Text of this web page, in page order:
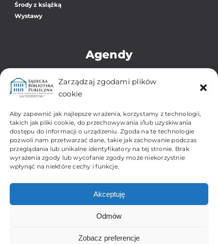
Zarządzaj zgodami plików
cookie
Aby zapewnić jak najlepsze wrażenia, korzystamy z technologii,
takich jak pliki cookie, do przechowywania i/lub uzyskiwania
dostępu do informacji o urządzeniu. Zgoda na te technologie
pozwoli nam przetwarzać dane, takie jak zachowanie podczas
przeglądania lub unikalne identyfikatory na tej stronie. Brak
wyrażenia zgody lub wycofanie zgody może niekorzystnie
wpłynąć na niektóre cechy i funkcje.
Akceptuję
Odmów
Zobacz preferencje
Środy z książką
Wystawy
Agendy
Oddział dla Dzieci i Młodzieży
Zbiory Regionalne i Zabytkowe
Filia Os. Gorzków-Wojska Polskiego
Filia Os. Kochanowskiego
Filia Os. Millenium
Filia Os. Przydworcowe
Filia Os. Biegonice-Dąbrówka